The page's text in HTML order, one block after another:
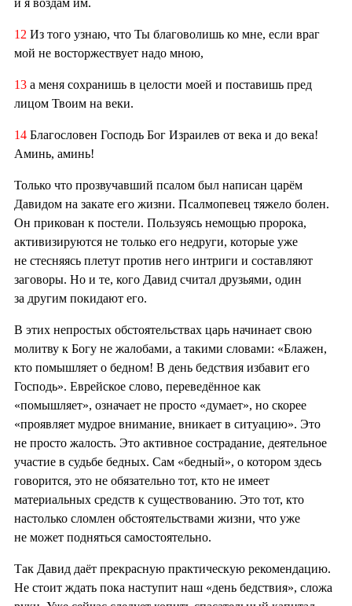
и я воздам им.
12 Из того узнаю, что Ты благоволишь ко мне, если враг
мой не восторжествует надо мною,
13 а меня сохранишь в целости моей и поставишь пред
лицом Твоим на веки.
14 Благословен Господь Бог Израилев от века и до века!
Аминь, аминь!
Только что прозвучавший псалом был написан царём
Давидом на закате его жизни. Псалмопевец тяжело болен.
Он прикован к постели. Пользуясь немощью пророка,
активизируются не только его недруги, которые уже
не стесняясь плетут против него интриги и составляют
заговоры. Но и те, кого Давид считал друзьями, один
за другим покидают его.
В этих непростых обстоятельствах царь начинает свою
молитву к Богу не жалобами, а такими словами: «Блажен,
кто помышляет о бедном! В день бедствия избавит его
Господь». Еврейское слово, переведённое как
«помышляет», означает не просто «думает», но скорее
«проявляет мудрое внимание, вникает в ситуацию». Это
не просто жалость. Это активное сострадание, деятельное
участие в судьбе бедных. Сам «бедный», о котором здесь
говорится, это не обязательно тот, кто не имеет
материальных средств к существованию. Это тот, кто
настолько сломлен обстоятельствами жизни, что уже
не может подняться самостоятельно.
Так Давид даёт прекрасную практическую рекомендацию.
Не стоит ждать пока наступит наш «день бедствия», сложа